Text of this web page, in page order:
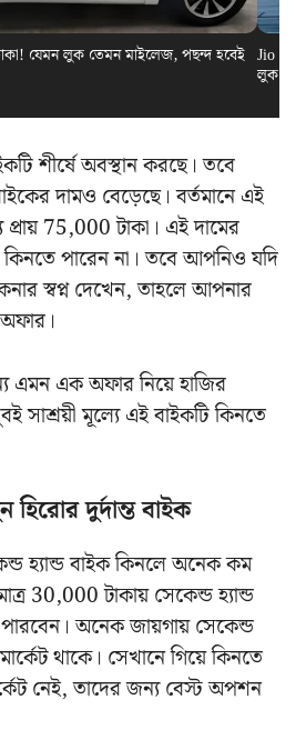
যেমন লুক তেমন মাইলেজ, পছন্দ হবেই Jio
লুক
শীর্ষে অবস্থান করছে। তবে
দামও বেড়েছে। বর্তমানে এই
75,000 টাকা। এই দামের
পারেন না। তবে আপনিও যদি
স্বপ্ন দেখেন, তাহলে আপনার
এক অফার নিয়ে হাজির
সাশ্রয়ী মূল্যে এই বাইকটি কিনতে
হিরোর দুর্দান্ত বাইক
হ্যান্ড বাইক কিনলে অনেক কম
30,000 টাকায় সেকেন্ড হ্যান্ড
অনেক জায়গায় সেকেন্ড
থাকে। সেখানে গিয়ে কিনতে
নেই, তাদের জন্য বেস্ট অপশন